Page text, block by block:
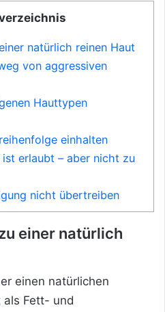
natürlich reinen Haut
von aggressiven
Hauttypen
einhalten
erlaubt – aber nicht zu
nicht übertreiben
einer natürlich
einen natürlichen
als Fett- und